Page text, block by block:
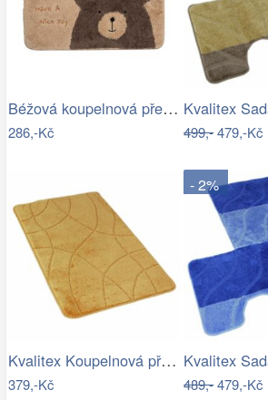
Béžová koupelnová předložka s medvídkem…
286,-Kč 499,-479,-Kč
Kvalitex Koupelnová předložka Labyrint…
379,-Kč
- 2%
489,-479,-Kč